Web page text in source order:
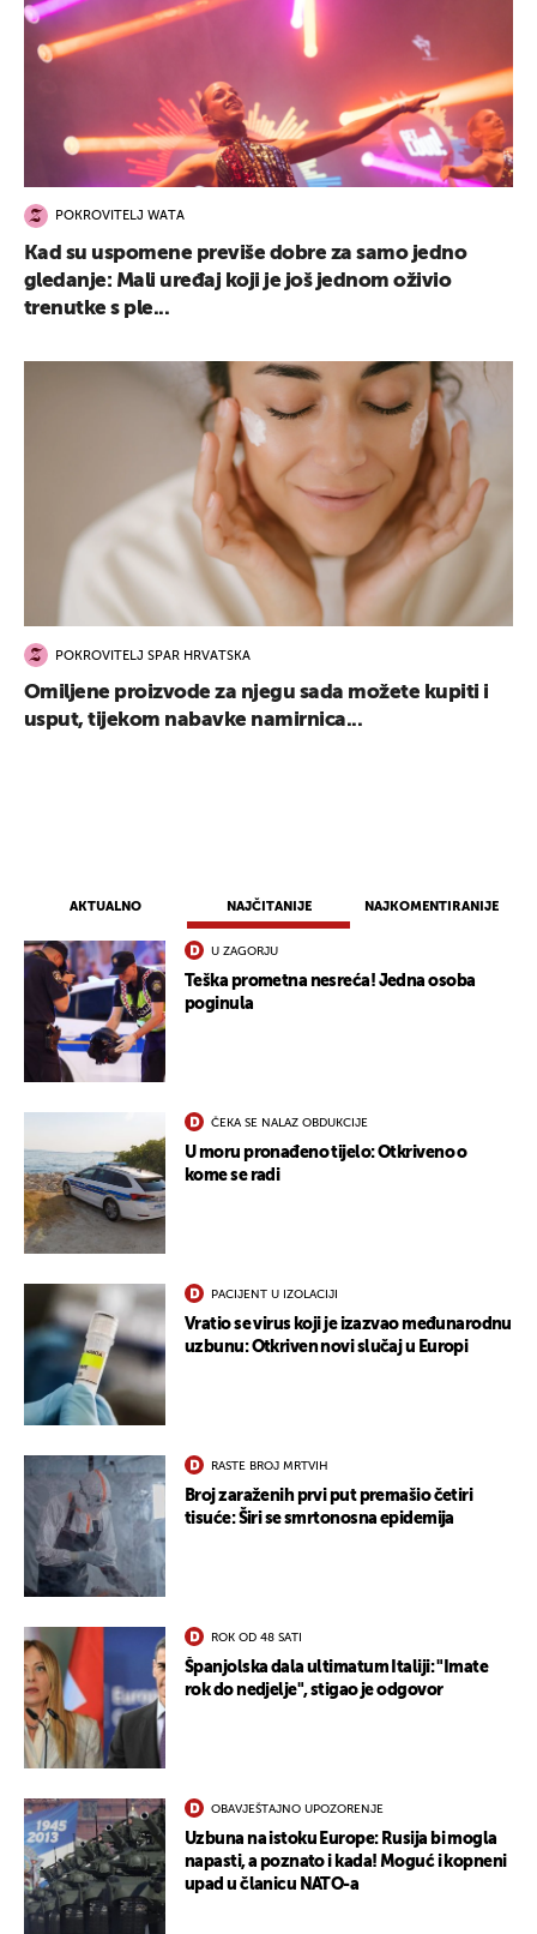
AKTUALNO NAJČITANIJE NAJKOMENTIRANIJE
U ZAGORJU
Teška prometna nesreća! Jedna osoba
poginula
ČEKA SE NALAZ OBDUKCIJE
U moru pronađeno tijelo: Otkriveno o
kome se radi
PACIJENT U IZOLACIJI
Vratio se virus koji je izazvao međunarodnu
uzbunu: Otkriven novi slučaj u Europi
RASTE BROJ MRTVIH
Broj zaraženih prvi put premašio četiri
tisuće: Širi se smrtonosna epidemija
ROK OD 48 SATI
Španjolska dala ultimatum Italiji: "Imate
rok do nedjelje", stigao je odgovor
OBAVJEŠTAJNO UPOZORENJE
Uzbuna na istoku Europe: Rusija bi mogla
napasti, a poznato i kada! Moguć i kopneni
upad u članicu NATO-a
POKROVITELJ WATA
Kad su uspomene previše dobre za samo jedno
gledanje: Mali uređaj koji je još jednom oživio
trenutke s ple...
POKROVITELJ SPAR HRVATSKA
Omiljene proizvode za njegu sada možete kupiti i
usput, tijekom nabavke namirnica...